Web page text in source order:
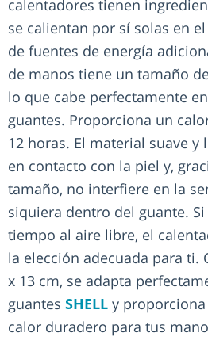
calentadores tienen
se calientan por sí solas en
de fuentes de energía
de manos tiene un tamaño
lo que cabe perfectamente
guantes. Proporciona un
12 horas. El material suave y
en contacto con la piel y,
tamaño, no interfiere en la
siquiera dentro del guante.
tiempo al aire libre, el
la elección adecuada para ti.
x 13 cm, se adapta
guantes SHELL y
calor duradero para tus